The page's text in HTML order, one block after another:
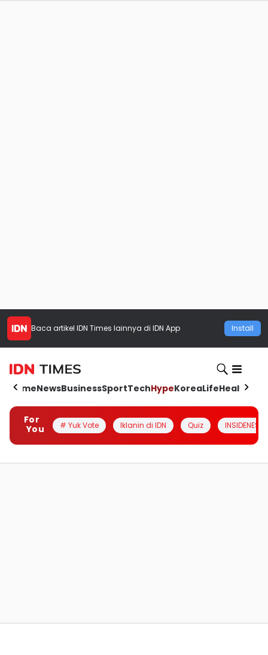
Baca artikel IDN Times lainnya di IDN App Install
HomeNewsBusinessSportTechHypeKoreaLifeHealth
For
You
# Yuk Vote Iklanin di IDN Quiz INSIDENESIA